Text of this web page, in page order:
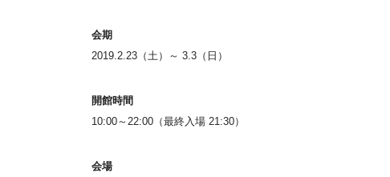
会期
2019.2.23（土）～ 3.3（日）
開館時間
10:00～22:00（最終入場 21:30）
会場